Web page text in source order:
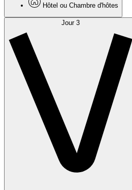
Hôtel ou Chambre d'hôtes
Jour 3